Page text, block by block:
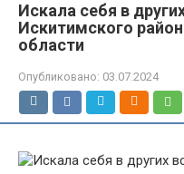
Искала себя в
Искитимского
области
Опубликовано: 03.07.2024